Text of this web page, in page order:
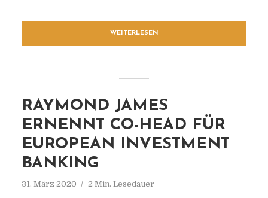
WEITERLESEN
RAYMOND JAMES
ERNENNT CO-HEAD FÜR
EUROPEAN INVESTMENT
BANKING
31. März 2020 2 Min. Lesedauer